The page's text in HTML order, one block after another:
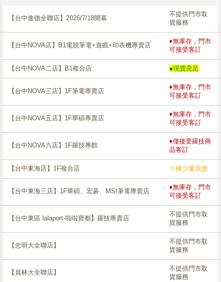
【台中進德全聯店】2026/7/18開幕
不提供門市取
貨服務
【台中NOVA店】B1電競筆電+遊戲+印表機專賣店
♦無庫存，門市
可接受客訂
【台中NOVA二店】B1複合店 ●現貨充足
【台中NOVA三店】1F筆電專賣店
♦無庫存，門市
可接受客訂
【台中NOVA五店】1F華碩專賣店
♦無庫存，門市
可接受客訂
【台中NOVA六店】1F羅技專館
♦僅接受羅技商
品客訂
【台中東海店】1F複合店 ☆極少量現貨
【台中東海三店】1F華碩、宏碁、MSI筆電專賣店
♦無庫存，門市
可接受客訂
【台中東區 lalaport-啦啦寶都】羅技專賣店
不提供門市取
貨服務
【忠明大全聯店】
不提供門市取
貨服務
【員林大全聯店】
不提供門市取
貨服務